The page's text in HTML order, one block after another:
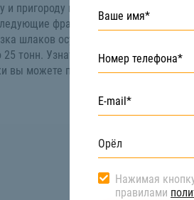
и пригороду вы можете на
фракции: 0-20 (пыль),
шлаков осуществляется
тонн. Узнать подробную
вы можете по телефону:8 (922)
Нажимая
правилами